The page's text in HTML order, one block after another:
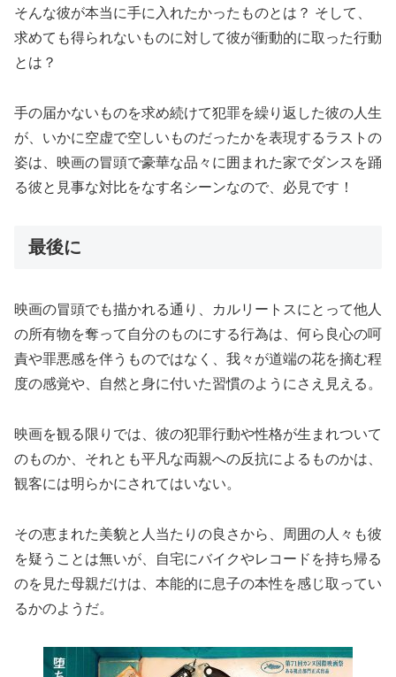
そんな彼が本当に手に入れたかったものとは？ そして、
求めても得られないものに対して彼が衝動的に取った行動
とは？
手の届かないものを求め続けて犯罪を繰り返した彼の人生
が、いかに空虚で空しいものだったかを表現するラストの
姿は、映画の冒頭で豪華な品々に囲まれた家でダンスを踊
る彼と見事な対比をなす名シーンなので、必見です！
最後に
映画の冒頭でも描かれる通り、カルリートスにとって他人
の所有物を奪って自分のものにする行為は、何ら良心の呵
責や罪悪感を伴うものではなく、我々が道端の花を摘む程
度の感覚や、自然と身に付いた習慣のようにさえ見える。
映画を観る限りでは、彼の犯罪行動や性格が生まれついて
のものか、それとも平凡な両親への反抗によるものかは、
観客には明らかにされてはいない。
その恵まれた美貌と人当たりの良さから、周囲の人々も彼
を疑うことは無いが、自宅にバイクやレコードを持ち帰る
のを見た母親だけは、本能的に息子の本性を感じ取ってい
るかのようだ。